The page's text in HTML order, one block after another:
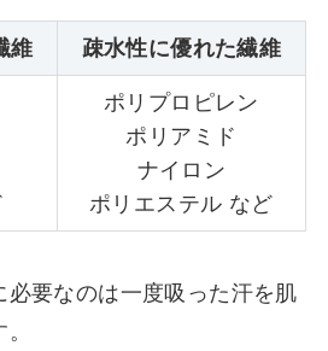
維 疎水性に優れた繊維
ポリプロピレン
ポリアミド
ナイロン
ポリエステル など
必要なのは一度吸った汗を肌